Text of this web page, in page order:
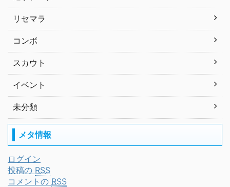
リセマラ
コンボ
スカウト
イベント
未分類
メタ情報
ログイン
投稿の RSS
コメントの RSS